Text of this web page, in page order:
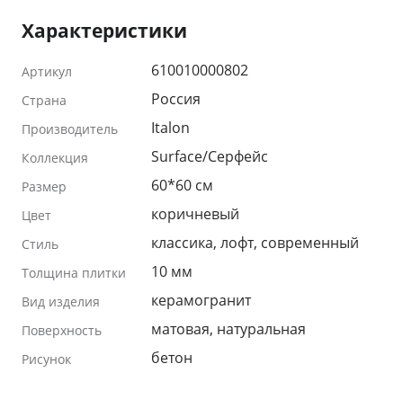
Характеристики
Артикул 610010000802
Страна Россия
Производитель Italon
Коллекция Surface/Серфейс
Размер 60*60 см
Цвет коричневый
Стиль классика, лофт, современный
Толщина плитки 10 мм
Вид изделия керамогранит
Поверхность матовая, натуральная
Рисунок бетон